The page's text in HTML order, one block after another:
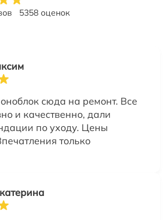
5358 оценок
сюда на ремонт. Все
и качественно, дали
по уходу. Цены
только